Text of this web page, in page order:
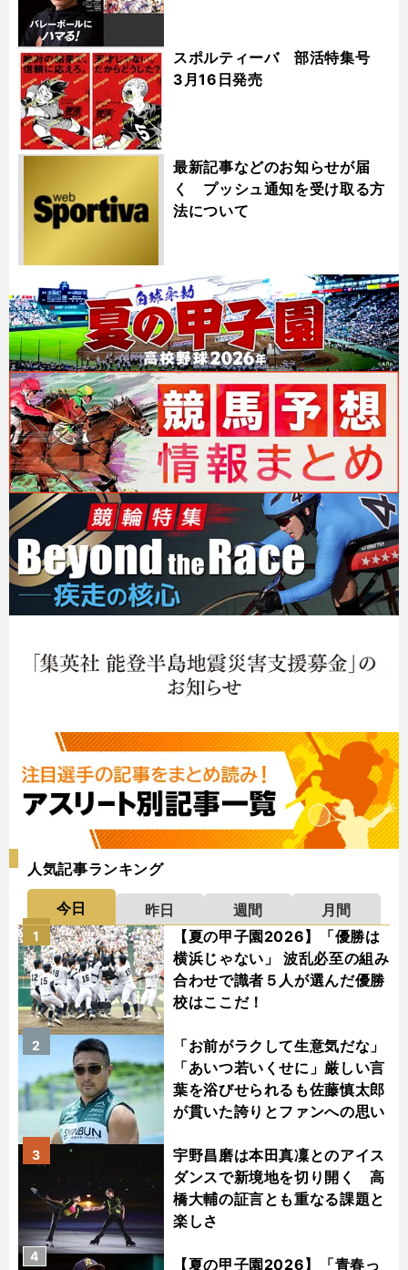
スポルティーバ 部活特集号
3月16日発売
最新記事などのお知らせが届
く プッシュ通知を受け取る方
法について
人気記事ランキング
今日 昨日 週間
月間
【夏の甲子園2026】「優勝は
横浜じゃない」 波乱必至の組み
合わせで識者５人が選んだ優勝
校はここだ！
1
「お前がラクして生意気だな」
「あいつ若いくせに」厳しい言
葉を浴びせられるも佐藤慎太郎
が貫いた誇りとファンへの思い
2
宇野昌磨は本田真凜とのアイス
ダンスで新境地を切り開く 高
橋大輔の証言とも重なる課題と
楽しさ
3
【夏の甲子園2026】「青春っ
4